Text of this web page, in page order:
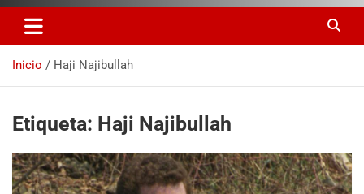
Inicio Haji Najibullah
Etiqueta: Haji Najibullah